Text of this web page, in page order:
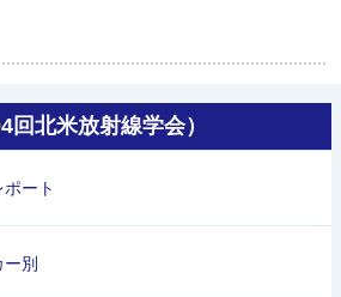
北米放射線学会）
ート
別